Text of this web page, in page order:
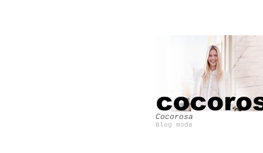
Cocorosa
Blog moda
Saint Justine